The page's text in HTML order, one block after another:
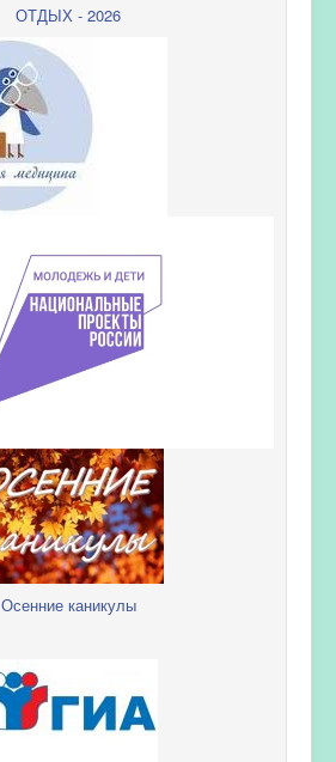
ОТДЫХ - 2026
Осенние каникулы